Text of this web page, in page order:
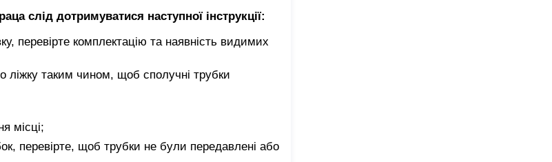
слід дотримуватися наступної інструкції:
перевірте комплектацію та наявність видимих
ліжку таким чином, щоб сполучні трубки
місці;
перевірте, щоб трубки не були передавлені або